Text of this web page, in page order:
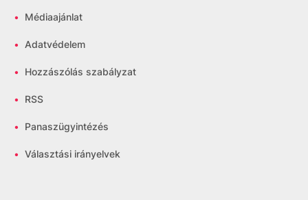
• Médiaajánlat
• Adatvédelem
• Hozzászólás szabályzat
• RSS
• Panaszügyintézés
• Választási irányelvek